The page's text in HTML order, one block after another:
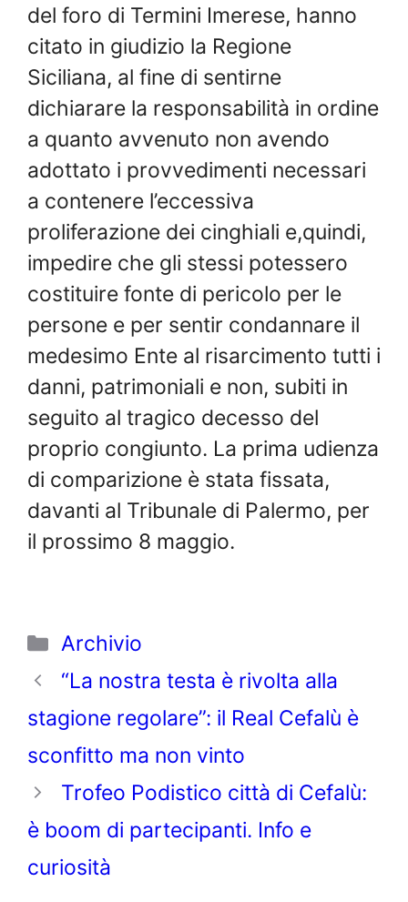
del foro di Termini Imerese, hanno
citato in giudizio la Regione
Siciliana, al fine di sentirne
dichiarare la responsabilità in ordine
a quanto avvenuto non avendo
adottato i provvedimenti necessari
a contenere l’eccessiva
proliferazione dei cinghiali e,quindi,
impedire che gli stessi potessero
costituire fonte di pericolo per le
persone e per sentir condannare il
medesimo Ente al risarcimento tutti i
danni, patrimoniali e non, subiti in
seguito al tragico decesso del
proprio congiunto. La prima udienza
di comparizione è stata fissata,
davanti al Tribunale di Palermo, per
il prossimo 8 maggio.
Categorie
Archivio
“La nostra testa è rivolta alla
stagione regolare”: il Real Cefalù è
sconfitto ma non vinto
Trofeo Podistico città di Cefalù:
è boom di partecipanti. Info e
curiosità